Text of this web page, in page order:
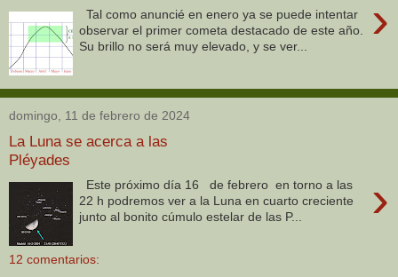
›
Tal como anuncié en enero ya se puede intentar
observar el primer cometa destacado de este año.
Su brillo no será muy elevado, y se ver...
domingo, 11 de febrero de 2024
La Luna se acerca a las
Pléyades
›
Este próximo día 16 de febrero en torno a las
22 h podremos ver a la Luna en cuarto creciente
junto al bonito cúmulo estelar de las P...
12 comentarios: